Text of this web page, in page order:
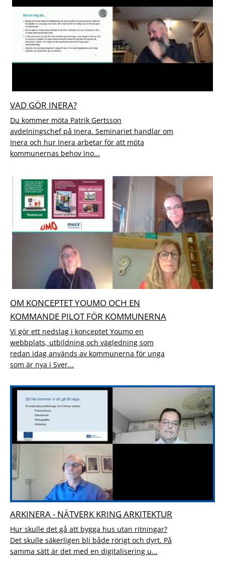
VAD GÖR INERA?
Du kommer möta Patrik Gertsson
avdelningschef på Inera. Seminariet handlar om
Inera och hur Inera arbetar för att möta
kommunernas behov ino...
OM KONCEPTET YOUMO OCH EN
KOMMANDE PILOT FÖR KOMMUNERNA
Vi gör ett nedslag i konceptet Youmo en
webbplats, utbildning och vägledning som
redan idag används av kommunerna för unga
som är nya i Sver...
ARKINERA - NÄTVERK KRING ARKITEKTUR
Hur skulle det gå att bygga hus utan ritningar?
Det skulle säkerligen bli både rörigt och dyrt. På
samma sätt är det med en digitalisering u...